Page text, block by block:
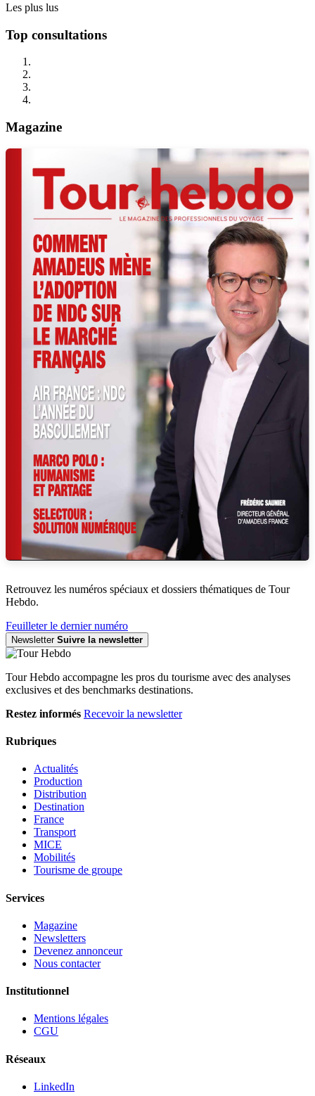
Les plus lus
Top consultations
Magazine
Retrouvez les numéros spéciaux et dossiers thématiques de Tour
Hebdo.
Feuilleter le dernier numéro
Newsletter Suivre la newsletter
Tour Hebdo accompagne les pros du tourisme avec des analyses
exclusives et des benchmarks destinations.
Restez informés Recevoir la newsletter
Rubriques
Actualités
Production
Distribution
Destination
France
Transport
MICE
Mobilités
Tourisme de groupe
Services
Magazine
Newsletters
Devenez annonceur
Nous contacter
Institutionnel
Mentions légales
CGU
Réseaux
LinkedIn